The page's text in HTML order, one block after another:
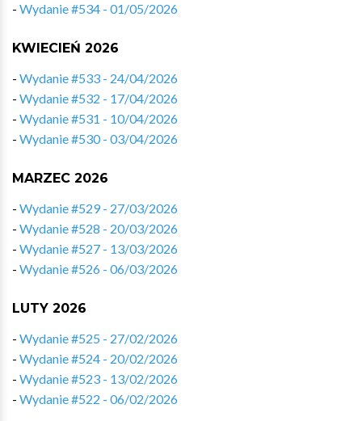
- Wydanie #534 - 01/05/2026
KWIECIEŃ 2026
- Wydanie #533 - 24/04/2026
- Wydanie #532 - 17/04/2026
- Wydanie #531 - 10/04/2026
- Wydanie #530 - 03/04/2026
MARZEC 2026
- Wydanie #529 - 27/03/2026
- Wydanie #528 - 20/03/2026
- Wydanie #527 - 13/03/2026
- Wydanie #526 - 06/03/2026
LUTY 2026
- Wydanie #525 - 27/02/2026
- Wydanie #524 - 20/02/2026
- Wydanie #523 - 13/02/2026
- Wydanie #522 - 06/02/2026